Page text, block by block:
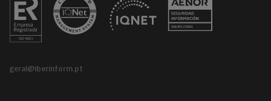
geral@iberinform.pt